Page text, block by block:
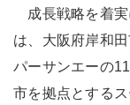
成長戦略を着実
は、大阪府岸和
パーサンエーの
市を拠点とする